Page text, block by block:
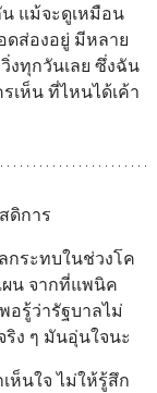
แม้จะดูเหมือน
ส่องอยู่ มีหลาย
งทุกวันเลย ซึ่งฉัน
เห็น ที่ไหนได้เค้า
ดิการ
กระทบในช่วงโค
ผน จากที่แพนิค
อรู้ว่ารัฐบาลไม่
ริง ๆ มันอุ่นใจนะ
ห็นใจ ไม่ให้รู้สึก